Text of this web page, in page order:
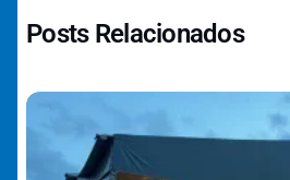
Posts Relacionados